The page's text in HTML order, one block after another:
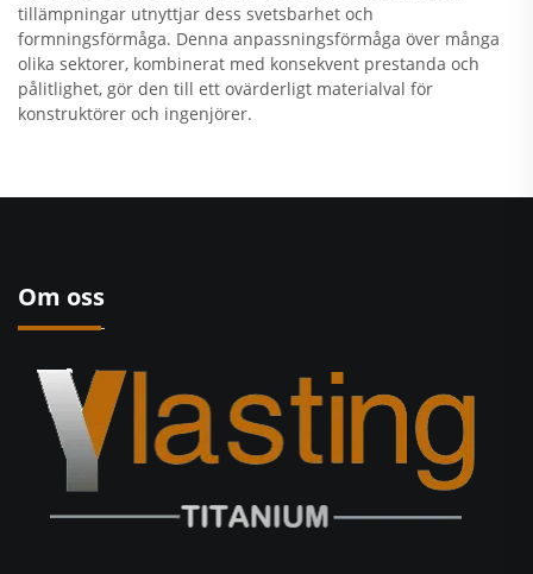
tillämpningar utnyttjar dess svetsbarhet och
formningsförmåga. Denna anpassningsförmåga över många
olika sektorer, kombinerat med konsekvent prestanda och
pålitlighet, gör den till ett ovärderligt materialval för
konstruktörer och ingenjörer.
Om oss